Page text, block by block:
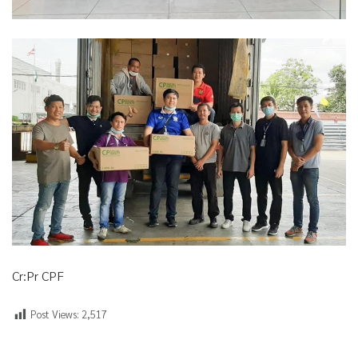
Cr:Pr CPF
Post Views: 2,517